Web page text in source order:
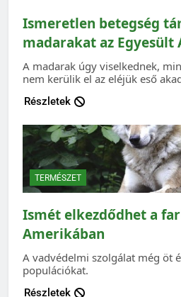
Ismeretlen betegség
madarakat az Egyesült
A madarak úgy viselkednek,
nem kerülik el az eléjük eső
Részletek
TERMÉSZET
Ismét elkezdődhet a
Amerikában
A vadvédelmi szolgálat még öt
populációkat.
Részletek